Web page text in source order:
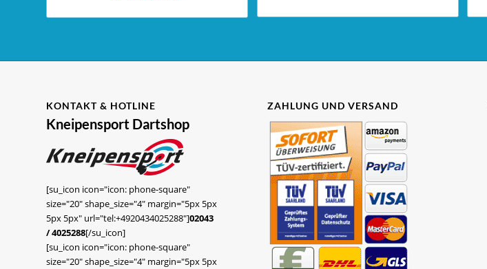
KONTAKT & HOTLINE
Kneipensport Dartshop
[su_icon icon="icon: phone-square"
size="20" shape_size="4" margin="5px 5px
5px 5px" url="tel:+4920434025288"]02043
/ 4025288[/su_icon]
[su_icon icon="icon: phone-square"
size="20" shape_size="4" margin="5px 5px
ZAHLUNG UND VERSAND